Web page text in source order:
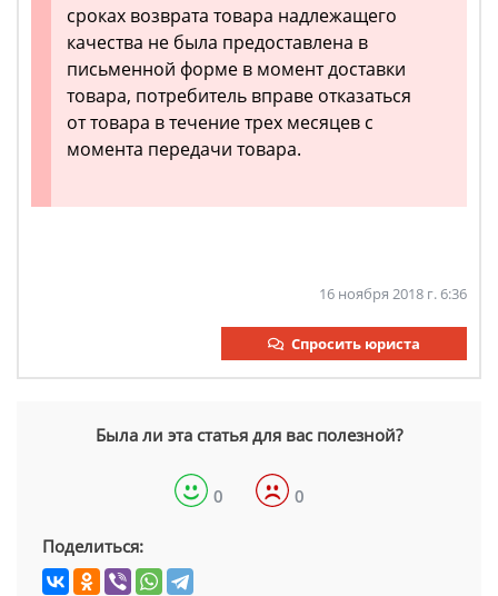
сроках возврата товара надлежащего
качества не была предоставлена в
письменной форме в момент доставки
товара, потребитель вправе отказаться
от товара в течение трех месяцев с
момента передачи товара.
16 ноября 2018 г. 6:36
Спросить юриста
Была ли эта статья для вас полезной?
0 0
Поделиться: